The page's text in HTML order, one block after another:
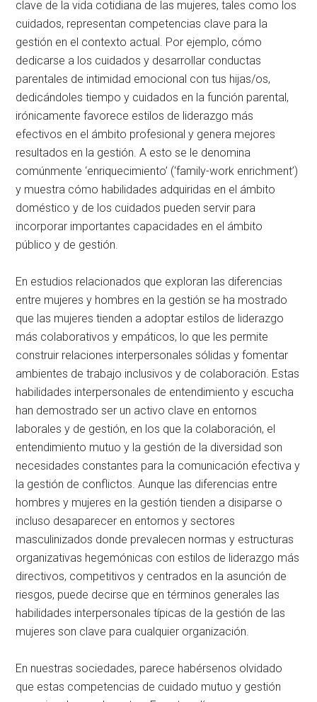
clave de la vida cotidiana de las mujeres, tales como los
cuidados, representan competencias clave para la
gestión en el contexto actual. Por ejemplo, cómo
dedicarse a los cuidados y desarrollar conductas
parentales de intimidad emocional con tus hijas/os,
dedicándoles tiempo y cuidados en la función parental,
irónicamente favorece estilos de liderazgo más
efectivos en el ámbito profesional y genera mejores
resultados en la gestión. A esto se le denomina
comúnmente ‘enriquecimiento’ (‘family-work enrichment’)
y muestra cómo habilidades adquiridas en el ámbito
doméstico y de los cuidados pueden servir para
incorporar importantes capacidades en el ámbito
público y de gestión.
En estudios relacionados que exploran las diferencias
entre mujeres y hombres en la gestión se ha mostrado
que las mujeres tienden a adoptar estilos de liderazgo
más colaborativos y empáticos, lo que les permite
construir relaciones interpersonales sólidas y fomentar
ambientes de trabajo inclusivos y de colaboración. Estas
habilidades interpersonales de entendimiento y escucha
han demostrado ser un activo clave en entornos
laborales y de gestión, en los que la colaboración, el
entendimiento mutuo y la gestión de la diversidad son
necesidades constantes para la comunicación efectiva y
la gestión de conflictos. Aunque las diferencias entre
hombres y mujeres en la gestión tienden a disiparse o
incluso desaparecer en entornos y sectores
masculinizados donde prevalecen normas y estructuras
organizativas hegemónicas con estilos de liderazgo más
directivos, competitivos y centrados en la asunción de
riesgos, puede decirse que en términos generales las
habilidades interpersonales típicas de la gestión de las
mujeres son clave para cualquier organización.
En nuestras sociedades, parece habérsenos olvidado
que estas competencias de cuidado mutuo y gestión